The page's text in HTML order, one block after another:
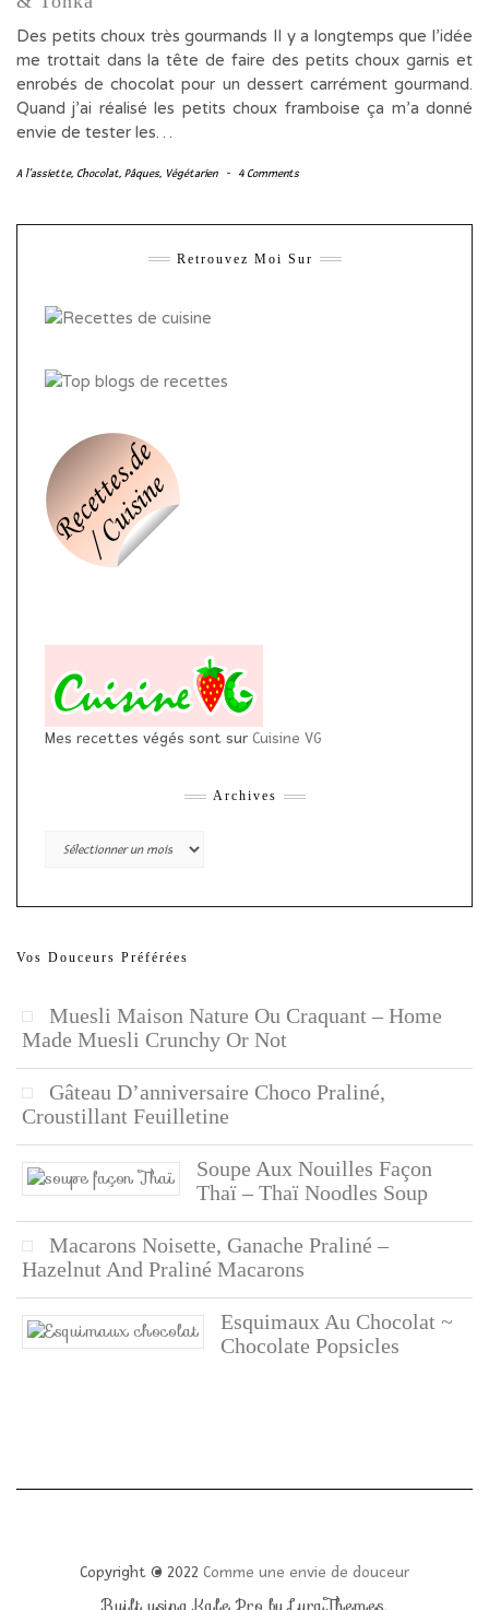
Des petits choux très gourmands Il y a longtemps que l’idée
me trottait dans la tête de faire des petits choux garnis et
enrobés de chocolat pour un dessert carrément gourmand.
Quand j’ai réalisé les petits choux framboise ça m’a donné
envie de tester les…
A l'assiette, Chocolat, Pâques, Végétarien - 4 Comments
Retrouvez Moi Sur
Mes recettes végés sont sur Cuisine VG
Archives
Archives
Vos Douceurs Préférées
Muesli Maison Nature Ou Craquant – Home
Made Muesli Crunchy Or Not
Gâteau D’anniversaire Choco Praliné,
Croustillant Feuilletine
Soupe Aux Nouilles Façon
Thaï – Thaï Noodles Soup
Macarons Noisette, Ganache Praliné –
Hazelnut And Praliné Macarons
Esquimaux Au Chocolat ~
Chocolate Popsicles
Copyright © 2022 Comme une envie de douceur